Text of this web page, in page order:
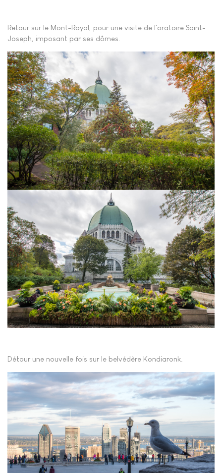
Retour sur le Mont-Royal, pour une visite de l'oratoire Saint-
Joseph, imposant par ses dômes.
Détour une nouvelle fois sur le belvédère Kondiaronk.